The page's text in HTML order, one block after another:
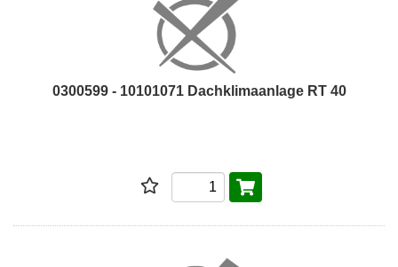
0300599 - 10101071 Dachklimaanlage RT 40